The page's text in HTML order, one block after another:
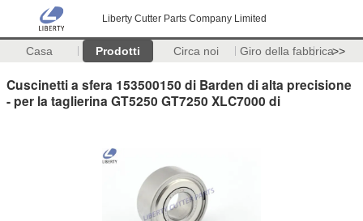
Liberty Cutter Parts Company Limited
Casa Prodotti Circa noi Giro della fabbrica>>
Cuscinetti a sfera 153500150 di Barden di alta precisione
- per la taglierina GT5250 GT7250 XLC7000 di